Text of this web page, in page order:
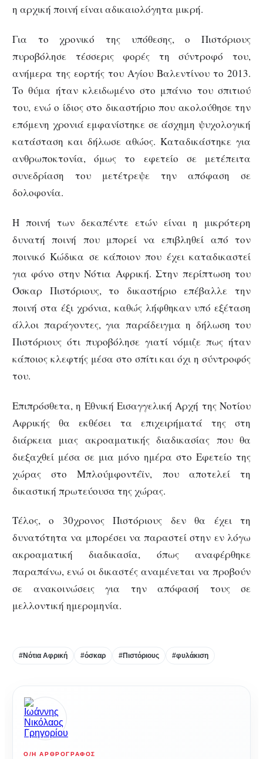
η αρχική ποινή είναι αδικαιολόγητα μικρή.
Για το χρονικό της υπόθεσης, ο Πιστόριους
πυροβόλησε τέσσερις φορές τη σύντροφό του,
ανήμερα της εορτής του Αγίου Βαλεντίνου το 2013.
Το θύμα ήταν κλειδωμένο στο μπάνιο του σπιτιού
του, ενώ ο ίδιος στο δικαστήριο που ακολούθησε την
επόμενη χρονιά εμφανίστηκε σε άσχημη ψυχολογική
κατάσταση και δήλωσε αθώος. Καταδικάστηκε για
ανθρωποκτονία, όμως το εφετείο σε μετέπειτα
συνεδρίαση του μετέτρεψε την απόφαση σε
δολοφονία.
Η ποινή των δεκαπέντε ετών είναι η μικρότερη
δυνατή ποινή που μπορεί να επιβληθεί από τον
ποινικό Κώδικα σε κάποιον που έχει καταδικαστεί
για φόνο στην Νότια Αφρική. Στην περίπτωση του
Όσκαρ Πιστόριους, το δικαστήριο επέβαλλε την
ποινή στα έξι χρόνια, καθώς λήφθηκαν υπό εξέταση
άλλοι παράγοντες, για παράδειγμα η δήλωση του
Πιστόριους ότι πυροβόλησε γιατί νόμιζε πως ήταν
κάποιος κλεφτής μέσα στο σπίτι και όχι η σύντροφός
του.
Επιπρόσθετα, η Εθνική Εισαγγελική Αρχή της Νοτίου
Αφρικής θα εκθέσει τα επιχειρήματά της στη
διάρκεια μιας ακροαματικής διαδικασίας που θα
διεξαχθεί μέσα σε μια μόνο ημέρα στο Εφετείο της
χώρας στο Μπλούμφοντέϊν, που αποτελεί τη
δικαστική πρωτεύουσα της χώρας.
Τέλος, ο 30χρονος Πιστόριους δεν θα έχει τη
δυνατότητα να μπορέσει να παραστεί στην εν λόγω
ακροαματική διαδικασία, όπως αναφέρθηκε
παραπάνω, ενώ οι δικαστές αναμένεται να προβούν
σε ανακοινώσεις για την απόφασή τους σε
μελλοντική ημερομηνία.
#Νότια Αφρική #όσκαρ #Πιστόριους #φυλάκιση
Ο/Η ΑΡΘΡΟΓΡΆΦΟΣ